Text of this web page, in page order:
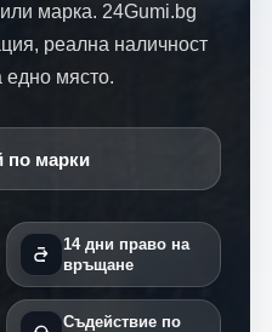
марка. 24Gumi.bg
реална наличност
едно място.
по марки
14 дни право на
връщане
Съдействие по